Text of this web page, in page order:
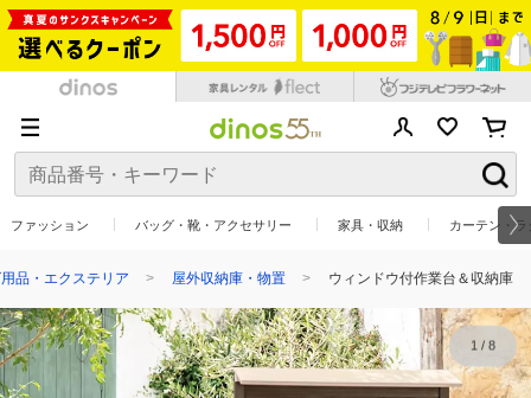
ファッション バッグ・靴・アクセサリー 家具・収納 カーテン・
品・エクステリア 屋外収納庫・物置 ウィンドウ付作業台＆収納庫
1/ 8